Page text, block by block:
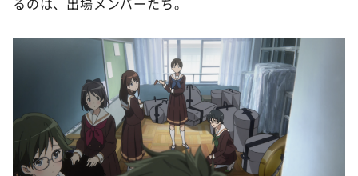
本日はダイアンなり！シーズン２
朝だ！生です旅サラダ
教えて！ニュースライブ 正義のミカタ
ＬＩＦＥ～夢のカタチ～
新婚さんいらっしゃい！